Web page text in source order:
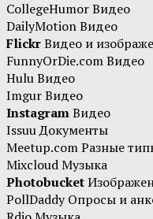
CollegeHumor Видео
DailyMotion Видео
FlickrВидео и
FunnyOrDie.com Видео
Hulu Видео
Imgur Видео
InstagramВидео
Issuu Документы
Meetup.com Разные
Mixcloud Музыка
Photobucket
PollDaddy Опросы и